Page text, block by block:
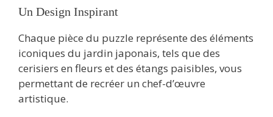
Un Design Inspirant
Chaque pièce du puzzle représente des éléments
iconiques du jardin japonais, tels que des
cerisiers en fleurs et des étangs paisibles, vous
permettant de recréer un chef-d’œuvre
artistique.